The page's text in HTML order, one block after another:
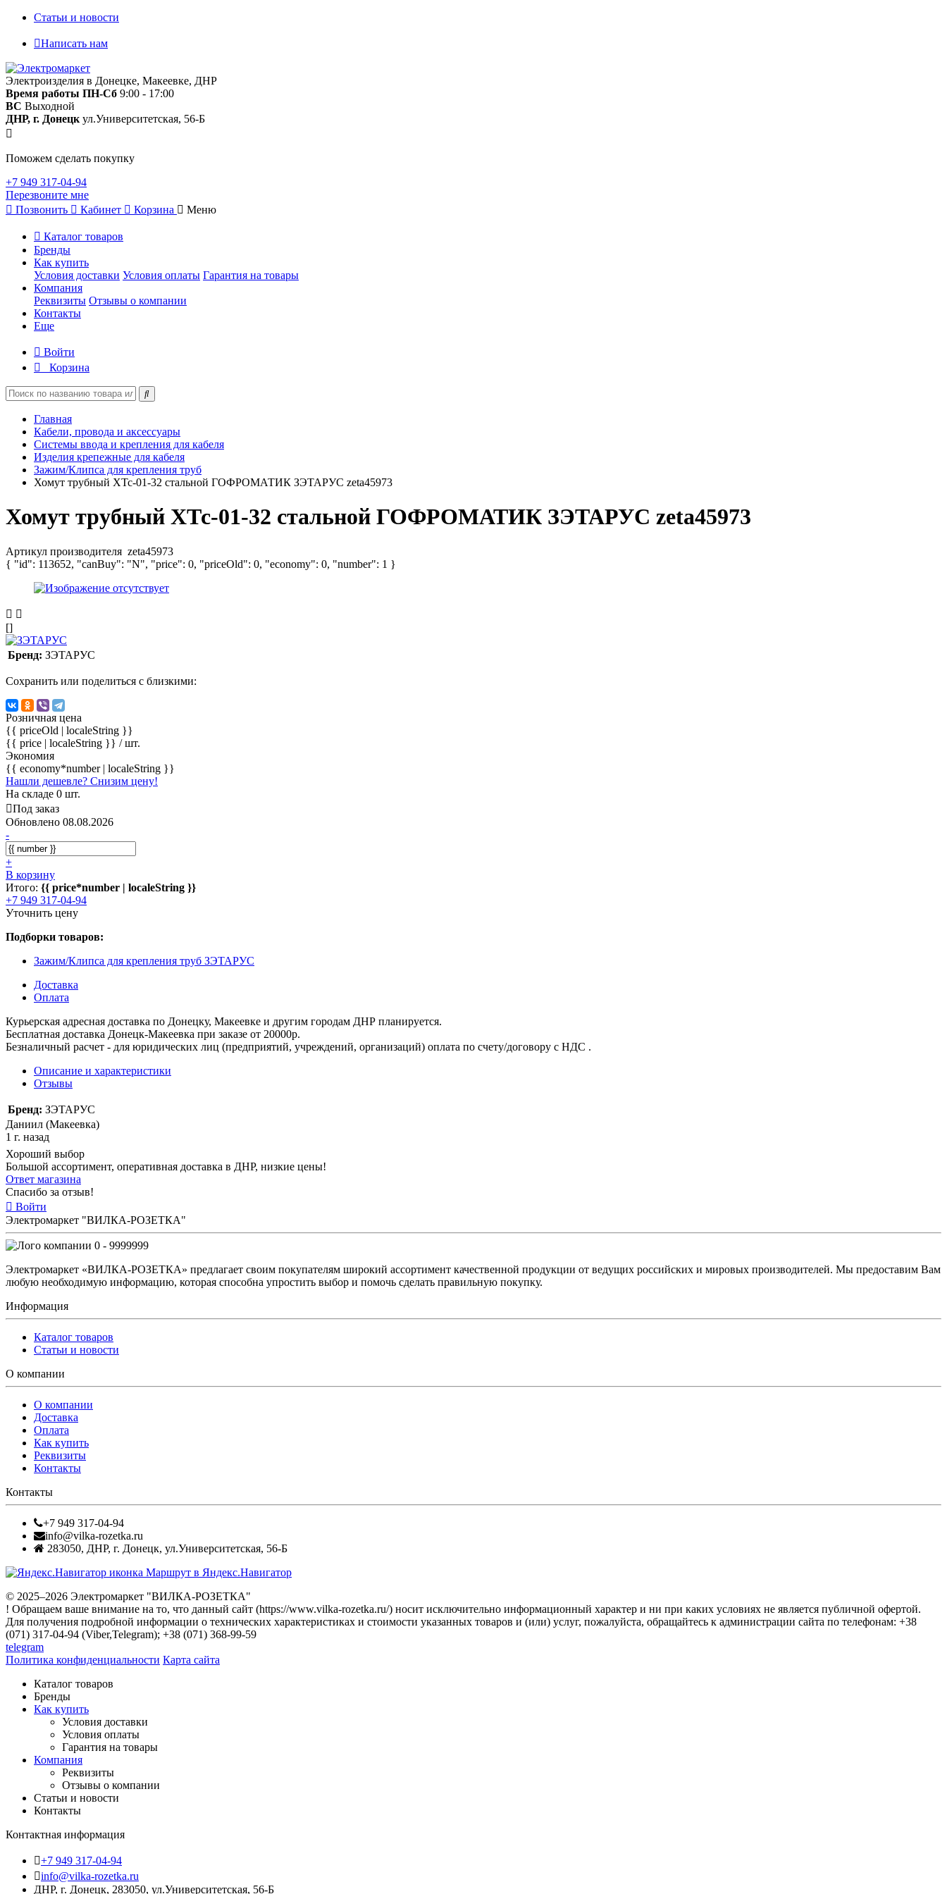
Статьи и новости
Написать нам
Электроизделия в Донецке, Макеевке, ДНР
Время работы ПН-Сб 9:00 - 17:00
ВС Выходной
ДНР, г. Донецк ул.Университетская, 56-Б
Поможем сделать покупку
+7 949 317-04-94
Перезвоните мне
Позвонить
Кабинет Корзина Меню
Каталог товаров
Бренды
Как купить
Условия доставки Условия оплаты Гарантия на товары
Компания
Реквизиты Отзывы о компании
Контакты
Еще
Войти
Корзина
Главная
Кабели, провода и аксессуары
Системы ввода и крепления для кабеля
Изделия крепежные для кабеля
Зажим/Клипса для крепления труб
Хомут трубный ХТс-01-32 стальной ГОФРОМАТИК ЗЭТАРУС zeta45973
Хомут трубный ХТс-01-32 стальной ГОФРОМАТИК ЗЭТАРУС zeta45973
Артикул производителя zeta45973
{ "id": 113652, "canBuy": "N", "price": 0, "priceOld": 0, "economy": 0, "number": 1 }
[]
Бренд: ЗЭТАРУС
Сохранить или поделиться с близкими:
Розничная цена
{{ priceOld | localeString }}
{{ price | localeString }} / шт.
Экономия
{{ economy*number | localeString }}
Нашли дешевле? Снизим цену!
На складе 0 шт.
Под заказ
Обновлено 08.08.2026
-
+
В корзину
Итого: {{ price*number | localeString }}
+7 949 317-04-94
Уточнить цену
Подборки товаров:
Зажим/Клипса для крепления труб ЗЭТАРУС
Доставка
Оплата
Курьерская адресная доставка по Донецку, Макеевке и другим городам ДНР планируется.
Бесплатная доставка Донецк-Макеевка при заказе от 20000р.
Безналичный расчет - для юридических лиц (предприятий, учреждений, организаций) оплата по счету/договору с НДС .
Описание и характеристики
Отзывы
Бренд: ЗЭТАРУС
Даниил (Макеевка)
1 г. назад
Хороший выбор
Большой ассортимент, оперативная доставка в ДНР, низкие цены!
Ответ магазина
Спасибо за отзыв!
Войти
Электромаркет "ВИЛКА-РОЗЕТКА"
0 - 9999999
Электромаркет «ВИЛКА-РОЗЕТКА» предлагает своим покупателям широкий ассортимент качественной продукции от ведущих российских и мировых производителей. Мы предоставим Вам
любую необходимую информацию, которая способна упростить выбор и помочь сделать правильную покупку.
Информация
Каталог товаров
Статьи и новости
О компании
О компании
Доставка
Оплата
Как купить
Реквизиты
Контакты
Контакты
+7 949 317-04-94
info@vilka-rozetka.ru
283050, ДНР, г. Донецк, ул.Университетская, 56-Б
Маршрут в Яндекс.Навигатор
© 2025–2026 Электромаркет "ВИЛКА-РОЗЕТКА"
! Обращаем ваше внимание на то, что данный сайт (https://www.vilka-rozetka.ru/) носит исключительно информационный характер и ни при каких условиях не является публичной офертой.
Для получения подробной информации о технических характеристиках и стоимости указанных товаров и (или) услуг, пожалуйста, обращайтесь к администрации сайта по телефонам: +38
(071) 317-04-94 (Viber,Telegram); +38 (071) 368-99-59
telegram
Политика конфиденциальности Карта сайта
Каталог товаров
Бренды
Как купить
Условия доставки
Условия оплаты
Гарантия на товары
Компания
Реквизиты
Отзывы о компании
Статьи и новости
Контакты
Контактная информация
+7 949 317-04-94
info@vilka-rozetka.ru
ДНР, г. Донецк, 283050, ул.Университетская, 56-Б